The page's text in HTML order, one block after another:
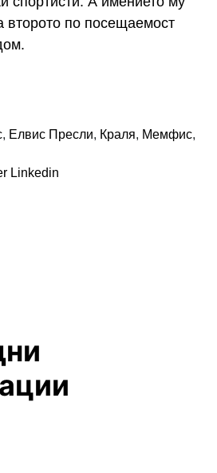
второто по посещаемост
, Елвис Пресли, Краля, Мемфис,
Linkedin